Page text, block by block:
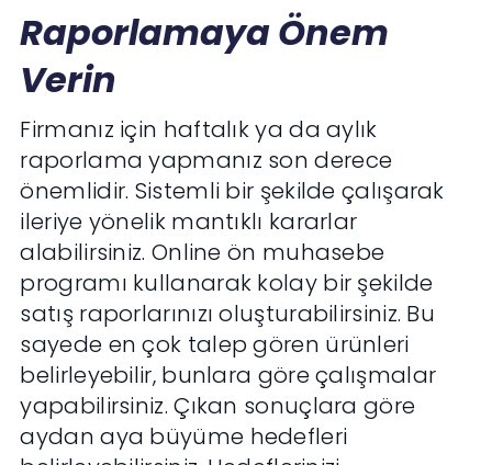
Raporlamaya Önem
Verin
Firmanız için haftalık ya da aylık
raporlama yapmanız son derece
önemlidir. Sistemli bir şekilde çalışarak
ileriye yönelik mantıklı kararlar
alabilirsiniz. Online ön muhasebe
programı kullanarak kolay bir şekilde
satış raporlarınızı oluşturabilirsiniz. Bu
sayede en çok talep gören ürünleri
belirleyebilir, bunlara göre çalışmalar
yapabilirsiniz. Çıkan sonuçlara göre
aydan aya büyüme hedefleri